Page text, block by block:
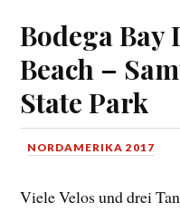
Bodega Bay
Beach –
State Park
NORDAMERIKA 2017
Viele Velos und drei